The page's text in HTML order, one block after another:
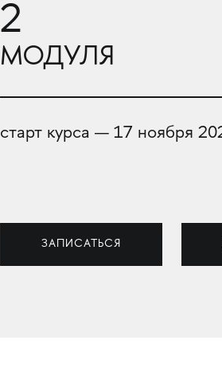
2
МОДУЛЯ
старт курса — 17 ноября
ЗАПИСАТЬСЯ